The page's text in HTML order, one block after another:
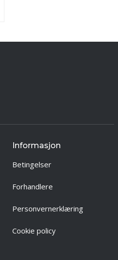
Informasjon
Betingelser
Forhandlere
Personvernerklæring
Cookie policy